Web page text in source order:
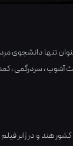
تنها دانشجوی مرد
، سردرگمی ،
هندو در ژانرفیلم